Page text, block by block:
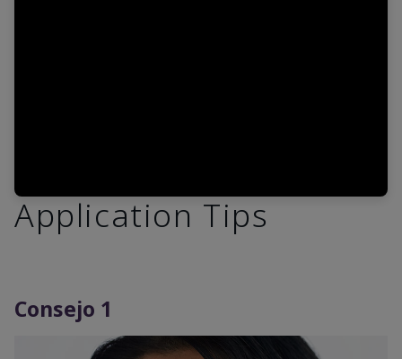
Application Tips
Consejo 1